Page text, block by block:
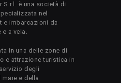
S.r.l. è una società di
nel
e imbarcazioni da
a vela.
in una delle zone di
e attrazione turistica in
degli
e della